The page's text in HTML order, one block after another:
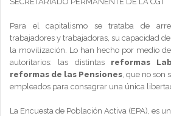
Para el capitalismo se trataba de
trabajadores y trabajadoras, su capacidad
la movilización. Lo han hecho por medio
autoritarios: las distintas reformas
reformas de las Pensiones , que no
empleados para consagrar una única
La Encuesta de Población Activa (EPA), es